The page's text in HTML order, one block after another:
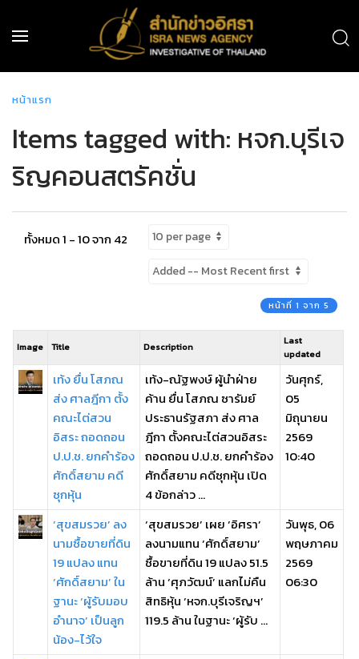
หน้าแรก
Items tagged with: หจก.บุรีเจ
ริญคอนสตรัคชั่น
ทั้งหมด 1 - 10 จาก 42
หน้าที่ 1 จาก 5
Image Title Description
Last
updated
เท้ง ยื่น โสภณ
ส่ง ศาลฎีกา ตั้ง
คณะไต่สวน
อิสระ ถอดถอน
ป.ป.ช. ยกคำร้อง
ศักดิ์สยาม คดี
ซุกหุ้น
เท้ง-ณัฐพงษ์ ผู้นำฝ่าย
ค้าน ยื่น โสภณ ซารัมย์
ประธานรัฐสภา ส่ง ศาล
ฎีกา ตั้งคณะไต่สวนอิสระ
ถอดถอน ป.ป.ช. ยกคำร้อง
ศักดิ์สยาม คดีซุกหุ้น เปิด
4 ข้อกล่าว ...
วันศุกร์,
05
มิถุนายน
2569
10:40
‘สุขสมรวย’ ลง
นามซื้อขายที่ดิน
19 แปลง แทน
‘ศักดิ์สยาม’ ใน
ฐานะ ‘ผู้รับมอบ
อำนาจ’ เป็นลูก
น้อง-ไว้ใจ
‘สุขสมรวย’ เผย ‘อิศรา’
ลงนามแทน ‘ศักดิ์สยาม’
ซื้อขายที่ดิน 19 แปลง 51.5
ล้าน ‘ศุภวัฒน์’ แลกไม่คืน
สิทธิหุ้น ‘หจก.บุรีเจริญฯ’
119.5 ล้าน ในฐานะ ‘ผู้รับ ...
วันพุธ, 06
พฤษภาคม
2569
06:30